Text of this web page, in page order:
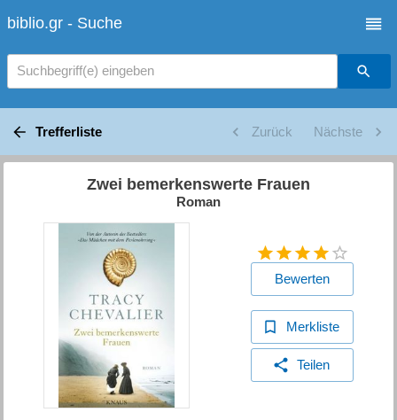
biblio.gr - Suche
Suchbegriff(e) eingeben
Trefferliste Zurück Nächste
Zwei bemerkenswerte Frauen
Roman
Bewerten
Merkliste
Teilen